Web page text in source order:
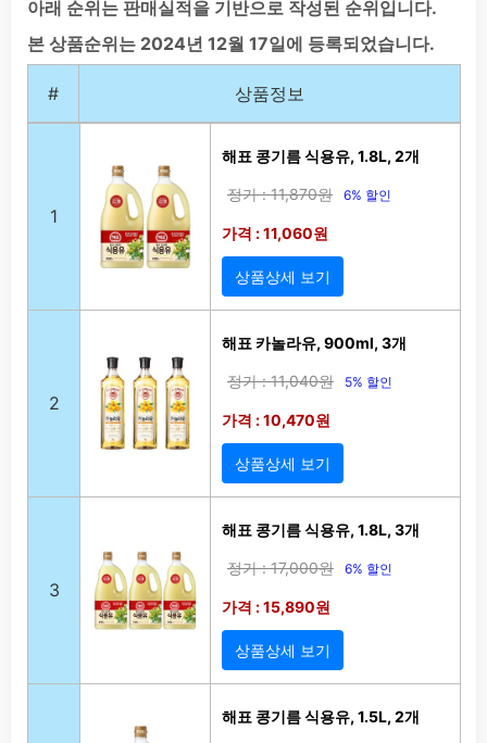
아래 순위는 판매실적을 기반으로 작성된 순위입니다.
본 상품순위는 2024년 12월 17일에 등록되었습니다.
# 상품정보
1
해표 콩기름 식용유, 1.8L, 2개
정가 : 11,870원 6% 할인
가격 : 11,060원
상품상세 보기
2
해표 카놀라유, 900ml, 3개
정가 : 11,040원 5% 할인
가격 : 10,470원
상품상세 보기
3
해표 콩기름 식용유, 1.8L, 3개
정가 : 17,000원 6% 할인
가격 : 15,890원
상품상세 보기
해표 콩기름 식용유, 1.5L, 2개